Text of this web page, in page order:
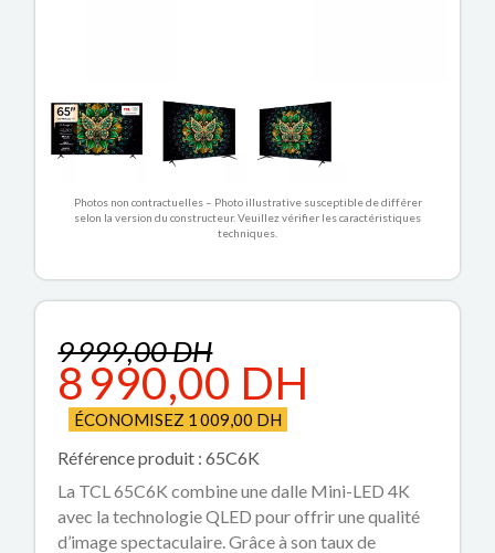
Photos non contractuelles – Photo illustrative susceptible de différer
selon la version du constructeur. Veuillez vérifier les caractéristiques
techniques.
9 999,00 DH
8 990,00 DH
ÉCONOMISEZ 1 009,00 DH
Référence produit : 65C6K
La TCL 65C6K combine une dalle Mini-LED 4K
avec la technologie QLED pour offrir une qualité
d’image spectaculaire. Grâce à son taux de